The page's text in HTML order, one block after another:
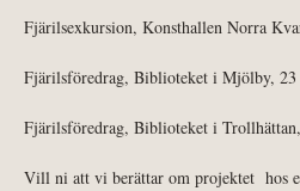
Fjärilsexkursion, Konsthallen Norra
Fjärilsföredrag, Biblioteket i Mjölby, 23
Fjärilsföredrag, Biblioteket i
Vill ni att vi berättar om projektet hos